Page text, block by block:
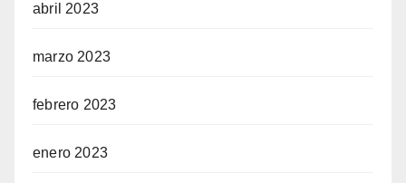
abril 2023
marzo 2023
febrero 2023
enero 2023